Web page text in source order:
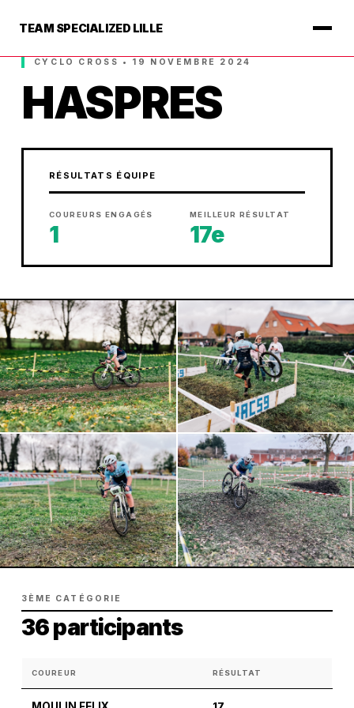
TEAM SPECIALIZED LILLE
CYCLO CROSS • 19 NOVEMBRE 2024
HASPRES
RÉSULTATS ÉQUIPE
COUREURS ENGAGÉS
1
MEILLEUR RÉSULTAT
17e
3ÈME CATÉGORIE
36 participants
COUREUR RÉSULTAT